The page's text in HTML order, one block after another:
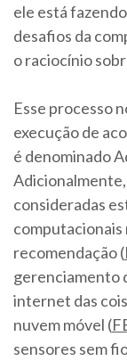
ele está
desafios da
o raciocínio
Esse processo
execução de
é denominado
consideradas
computacionais
recomendação (
gerenciamento
internet das
nuvem móvel (
sensores sem